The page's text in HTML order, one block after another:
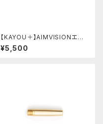
【KAYOU＋】AIMVISIONエイ
ムビジョン (ストーンブラック)
¥5,500